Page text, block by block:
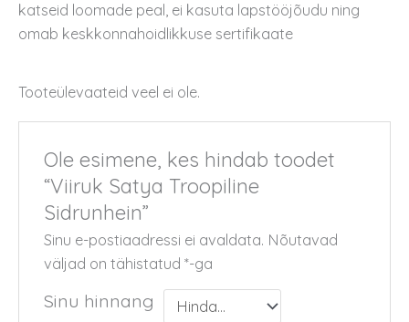
katseid loomade peal, ei kasuta lapstööjõudu ning
omab keskkonnahoidlikkuse sertifikaate
Tooteülevaateid veel ei ole.
Ole esimene, kes hindab toodet
“Viiruk Satya Troopiline
Sidrunhein”
Sinu e-postiaadressi ei avaldata. Nõutavad
väljad on tähistatud*-ga
Sinu hinnang